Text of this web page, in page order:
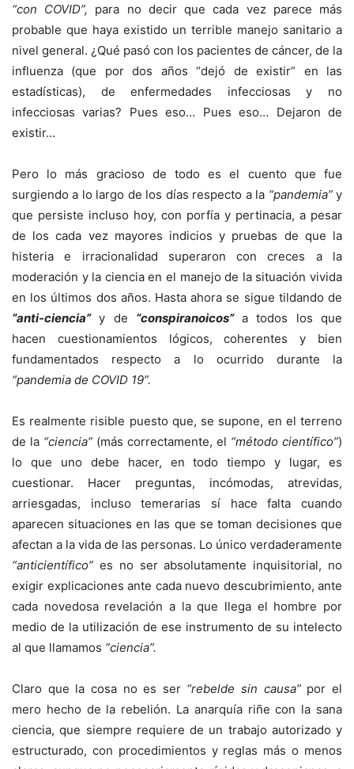
“con COVID”, para no decir que cada vez parece más
probable que haya existido un terrible manejo sanitario a
nivel general. ¿Qué pasó con los pacientes de cáncer, de la
influenza (que por dos años “dejó de existir” en las
estadísticas), de enfermedades infecciosas y no
infecciosas varias? Pues eso… Pues eso… Dejaron de
existir…
Pero lo más gracioso de todo es el cuento que fue
surgiendo a lo largo de los días respecto a la “pandemia”y
que persiste incluso hoy, con porfía y pertinacia, a pesar
de los cada vez mayores indicios y pruebas de que la
histeria e irracionalidad superaron con creces a la
moderación y la ciencia en el manejo de la situación vivida
en los últimos dos años. Hasta ahora se sigue tildando de
“anti-ciencia”y de “conspiranoicos” a todos los que
hacen cuestionamientos lógicos, coherentes y bien
fundamentados respecto a lo ocurrido durante la
“pandemia de COVID 19”.
Es realmente risible puesto que, se supone, en el terreno
de la “ciencia” (más correctamente, el “método científico”)
lo que uno debe hacer, en todo tiempo y lugar, es
cuestionar. Hacer preguntas, incómodas, atrevidas,
arriesgadas, incluso temerarias sí hace falta cuando
aparecen situaciones en las que se toman decisiones que
afectan a la vida de las personas. Lo único verdaderamente
“anticientífico” es no ser absolutamente inquisitorial, no
exigir explicaciones ante cada nuevo descubrimiento, ante
cada novedosa revelación a la que llega el hombre por
medio de la utilización de ese instrumento de su intelecto
al que llamamos “ciencia”.
Claro que la cosa no es ser “rebelde sin causa”por el
mero hecho de la rebelión. La anarquía riñe con la sana
ciencia, que siempre requiere de un trabajo autorizado y
estructurado, con procedimientos y reglas más o menos